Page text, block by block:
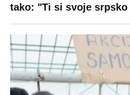
tako: "Ti si svoje srpsko